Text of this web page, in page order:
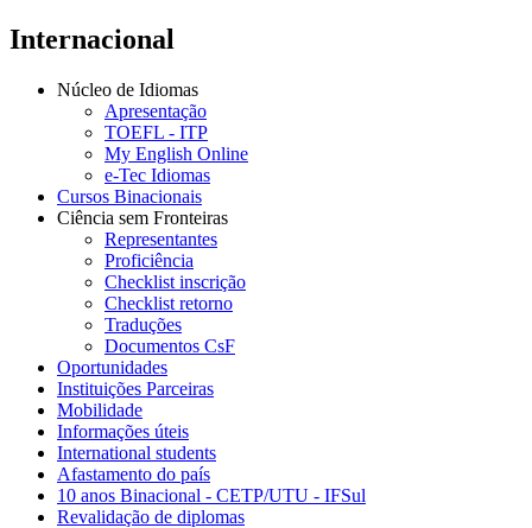
Internacional
Núcleo de Idiomas
Apresentação
TOEFL - ITP
My English Online
e-Tec Idiomas
Cursos Binacionais
Ciência sem Fronteiras
Representantes
Proficiência
Checklist inscrição
Checklist retorno
Traduções
Documentos CsF
Oportunidades
Instituições Parceiras
Mobilidade
Informações úteis
International students
Afastamento do país
10 anos Binacional - CETP/UTU - IFSul
Revalidação de diplomas